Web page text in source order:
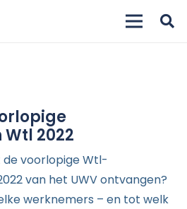
2022
voorlopige Wtl-
van het UWV ontvangen?
werknemers – en tot welk